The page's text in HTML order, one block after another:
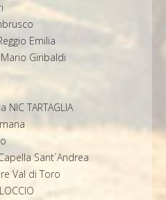
Emilia
Giribaldi
NIC TARTAGLIA
Sant´Andrea
Val di Toro